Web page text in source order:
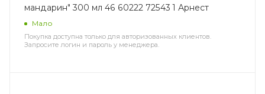
мандарин" 300 мл 46 60222 72543 1 Арнест
Мало
Покупка доступна только для авторизованных клиентов.
Запросите логин и пароль у менеджера.